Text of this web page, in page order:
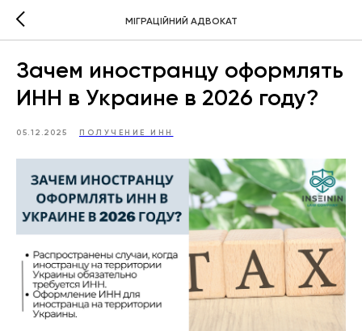
МІГРАЦІЙНИЙ АДВОКАТ
Зачем иностранцу оформлять
ИНН в Украине в 2026 году?
05.12.2025 ПОЛУЧЕНИЕ ИНН